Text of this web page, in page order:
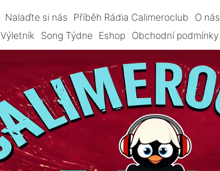
Nalaďte si nás Příběh Rádia Calimeroclub O nás
Výletník Song Týdne Eshop Obchodní podmínky